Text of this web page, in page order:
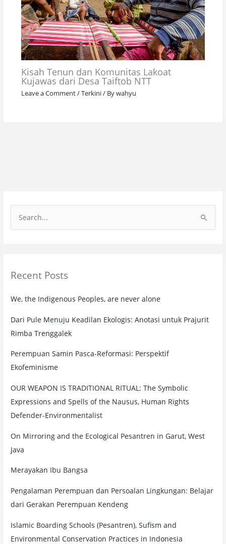
Kisah Tenun dan Komunitas Lakoat
Kujawas dari Desa Taiftob NTT
Leave a Comment/Terkini/ Bywahyu
e
c
f
Recent Posts
We, the Indigenous Peoples, are never alone
Dari Pule Menuju Keadilan Ekologis: Anotasi untuk Prajurit
Rimba Trenggalek
Perempuan Samin Pasca-Reformasi: Perspektif
Ekofeminisme
OUR WEAPON IS TRADITIONAL RITUAL: The Symbolic
Expressions and Spells of the Nausus, Human Rights
Defender-Environmentalist
On Mirroring and the Ecological Pesantren in Garut, West
Java
Merayakan Ibu Bangsa
Pengalaman Perempuan dan Persoalan Lingkungan: Belajar
dari Gerakan Perempuan Kendeng
Islamic Boarding Schools (Pesantren), Sufism and
Environmental Conservation Practices in Indonesia